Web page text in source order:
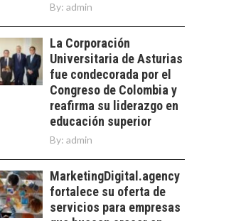
pymes en Chile:
trascienden el
crédito…
EL CRECIMIENTO DE
LOS SERVICIOS
DIGITALES
EXPORTADOS DESDE
CHILE
El auge de las
exportaciones de
servicios digitales en
Chile:…
TURISMO EN EL
DESIERTO DE
ATACAMA:
OPORTUNIDADES
PARA EL
DESARROLLO LOCAL
By: admin
La Corporación
Universitaria de Asturias
fue condecorada por el
Congreso de Colombia y
reafirma su liderazgo en
educación superior
By: admin
MarketingDigital.agency
fortalece su oferta de
servicios para empresas